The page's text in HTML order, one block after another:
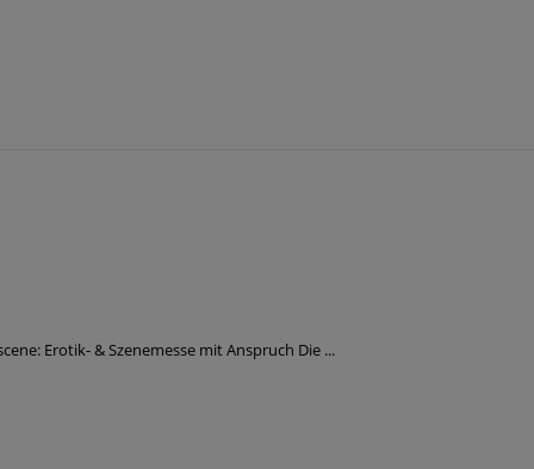
Erotik- & Szenemesse mit Anspruch Die ...